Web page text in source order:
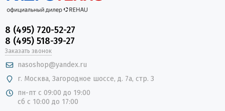
8 (495) 720-52-27
8 (495) 518-39-27
Заказать звонок
nasoshop@yandex.ru
г. Москва, Загородное шоссе, д. 7а, стр. 3
пн-пт с 09:00 до 19:00
сб с 10:00 до 17:00